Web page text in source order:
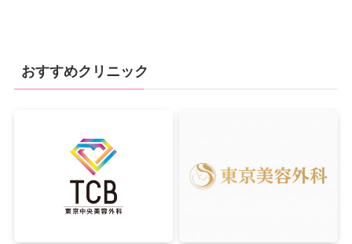
おすすめクリニック